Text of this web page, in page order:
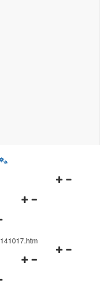
Navigationsmenü
Navigationsmenü